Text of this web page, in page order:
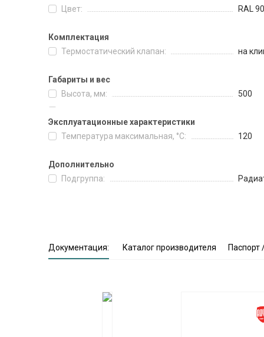
Цвет:
RAL
Комплектация
Термостатический клапан:
на
Габариты и вес
Высота, мм:
500
Эксплуатационные характеристики
Температура максимальная, °C:
120
Дополнительно
Подгруппа:
Документация: Каталог производителя Паспорт